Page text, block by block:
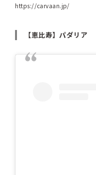
https://carvaan.jp/
【恵比寿】パダリア